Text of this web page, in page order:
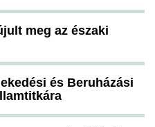
meg az északi
és Beruházási